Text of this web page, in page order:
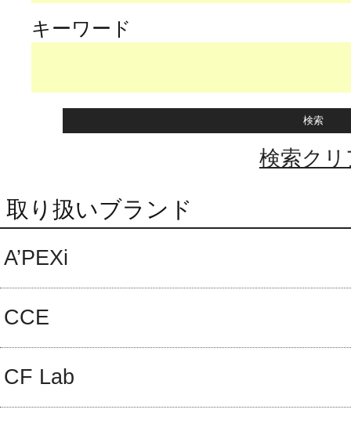
キーワード
検索クリ
取り扱いブランド
A’PEXi
CCE
CF Lab